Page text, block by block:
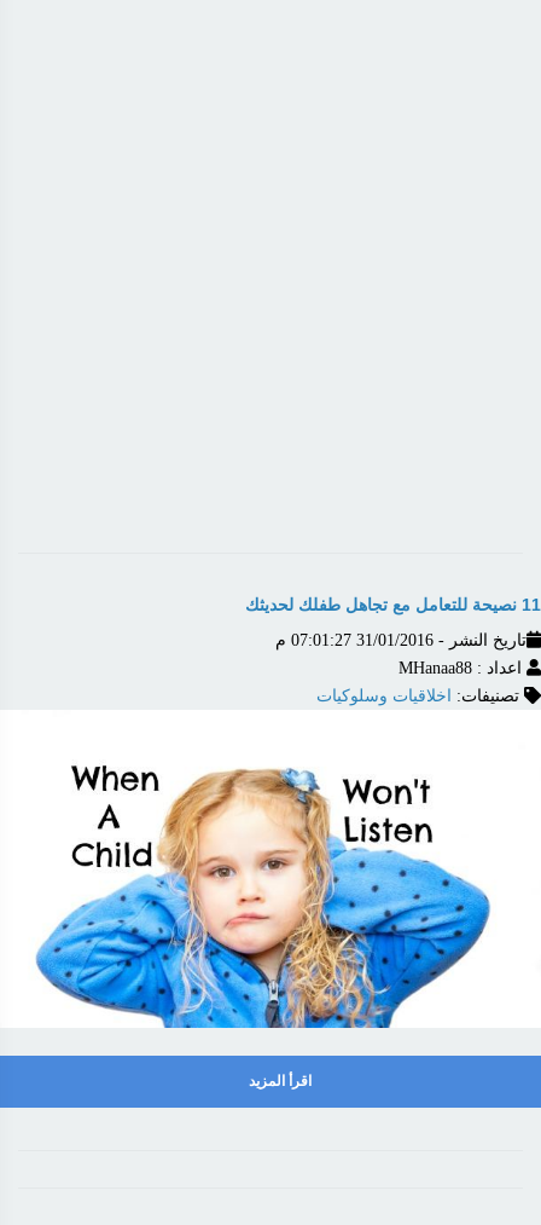
11 نصيحة للتعامل مع تجاهل طفلك لحديثك
تاريخ النشر - 31/01/2016 07:01:27 م
اعداد : MHanaa88
تصنيفات:
اخلاقيات وسلوكيات
اقرأ المزيد